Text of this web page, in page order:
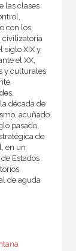
las clases
con los
civilizatoria
siglo XIX y
el XX,
y culturales
década de
acuñado
pasado,
de
en un
Estados
de aguda